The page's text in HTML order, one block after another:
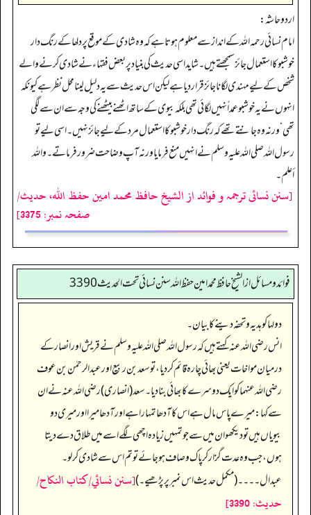
اردو حاشہ:
امام نسائی رحمہ اللہ کے انداز سے معلوم ہوتا ہے کہ وہ شادی کے موقع پر دلھا کے رنگ دار
خوشبو کا استعمال جائز سمجھتے ہیں۔ شاید اسی حدیث کی بنیاد پر بعض فقہاء نے شادی کرنے والے
شخص کے لیے مہندی لگانا جائز قراردیا ہے لیکن اس حدیث سے یہ دلیل لینا محل نظر ہے کیونکہ
انہوں نے یہ خوشبو عمداً نہیں لگائی تھی بلکہ بیوی کے ساتھ اٹھنے بیٹھنے کی وجہ سے ان سے لگی
تھی‘ ورنہ وہ جانتے تھے کہ رنگ دار خوشبو کا استعمال مرد کے لیے جائز نہیں۔ اسی لیے تو
رسول اللہ صلی اللہ علیہ وسلم نے انہیں منع فرمایا ورنہ آپ وضاحت ضرور فرماتے۔ واللہ
أعلم۔
[سنن نسائی ترجمہ و فوائد از الشیخ حافظ محمد امین حفظ اللہ، حدیث/
صفحہ نمبر: 3375]
فوائد ومسائل از الشيخ حافظ محمد امين حفظ الله سنن نسائي تحت الحديث3390
دولہا کو ہدیہ و تحفہ دینے کا بیان۔
انس رضی الله عنہ کہتے ہیں کہ رسول اللہ صلی اللہ علیہ وسلم نے قریش اور انصار کے
درمیان مواخات یعنی بھائی چارہ قائم کر دیا، تو سعد بن ربیع اور عبدالرحمٰن بن عوف
رضی اللہ عنہما کو ایک دوسرے کا بھائی بنا دیا۔ سعد (انصاری) رضی اللہ عنہ نے ان
سے کہا: میرے پاس مال ہے اس کا آدھا تمہارا ہے اور آدھا میرا اور میری دو
بیویاں ہیں تو دیکھو ان میں سے جو تمہیں زیادہ اچھی لگے اسے میں طلاق دے دیتا
ہوں، جب وہ عدت گزار کر پاک و صاف ہو جائے تو تم اس سے شادی کر لو۔
عبدال۔۔۔۔ (مکمل حدیث اس نمبر پر پڑھیے۔)[سنن نسائي/كتاب النكاح/
حدیث: 3390]